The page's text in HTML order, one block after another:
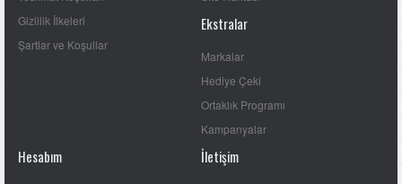
Gizlilik İlkeleri
Şartlar ve Koşullar
Ekstralar
Markalar
Hediye Çeki
Ortaklık Programı
Kampanyalar
Hesabım İletişim